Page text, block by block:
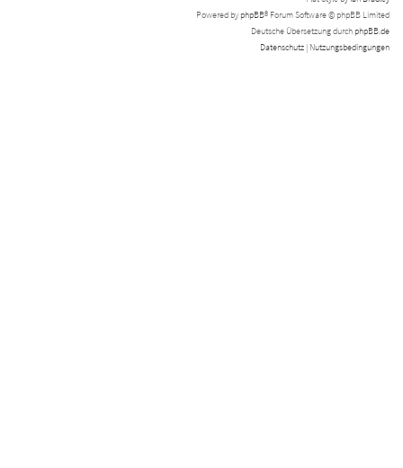
Powered by phpBB® Forum Software © phpBB Limited
Deutsche Übersetzung durch phpBB.de
Datenschutz | Nutzungsbedingungen